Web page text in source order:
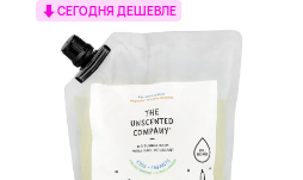
СЕГОДНЯ ДЕШЕВЛЕ